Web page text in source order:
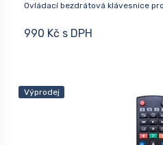
Ovládací bezdrátová klávesnice
990 Kč s DPH
Výprodej